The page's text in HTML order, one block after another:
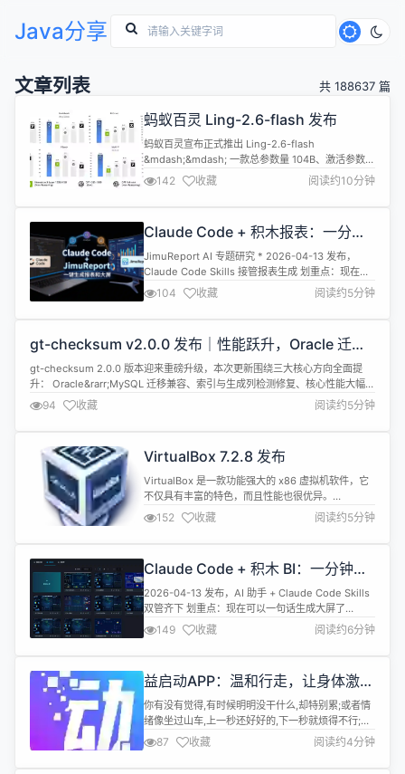
Java分享
文章列表 共 188637 篇
蚂蚁百灵 Ling-2.6-flash 发布
蚂蚁百灵宣布正式推出 Ling-2.6-flash
&mdash;&mdash; 一款总参数量 104B、激活参数
7.4B 的 Instruct 模型。 API 定价方面，Ling-2.6-
flash 输入每百万tokens定价0.1美元，输出0.3美
元。目前，Ling-2.6-flash的API已正式向用户开
142 收藏 阅读约10分钟
Claude Code + 积木报表：一分钟
生成复杂报表 (JimuReport v2.3.2
)
JimuReport AI 专题研究 * 2026-04-13 发布，
Claude Code Skills 接管报表生成 划重点：现在可
以一句话生成报表了 JimuReport 积木报表 v2.3.2
上线了 jimureport Skill。 你对 Claude Code 说一
句： &quot;做一个按销售大区汇总的季度报表，带
104 收藏 阅读约5分钟
gt-checksum v2.0.0 发布｜性能跃升，Oracle 迁移
及索引 / 生成列升级
gt-checksum 2.0.0 版本迎来重磅升级，本次更新围绕三大核心方向全面提
升： Oracle&rarr;MySQL 迁移兼容、索引与生成列检测修复、核心性能大幅优
化。 同时修复多项关键问题，完善全场景测试覆盖，让数据库结构与数据一致
性校验更高效、更精准、更稳定。 一、核心功能新增 Oracle&rarr;MySQL 全
模式兼容落地支持 Oracle...
94 收藏 阅读约5分钟
VirtualBox 7.2.8 发布
VirtualBox 是一款功能强大的 x86 虚拟机软件，它
不仅具有丰富的特色，而且性能也很优异。
VirtualBox 7.2.8 现已发布，这是一个维护版本。修
复或新增了以下内容： VMM：修复了当 guest 尝试
执行错误的超调用指令但注入了 UD 异常时，导致出
（githu...
152 收藏 阅读约5分钟
Claude Code + 积木 BI：一分钟生
成精美大屏（JimuBI v2.3.2 发布）
2026-04-13 发布，AI 助手 + Claude Code Skills
双管齐下 划重点：现在可以一句话生成大屏了
JimuReport 积木报表旗下 JimuBI 大屏 v2.3.2 上线
了两种 AI 生成方式： 方式一：在 Claude Code 里
一句话生成整块大屏（新增 jimubi-bigscreen /
149 收藏 阅读约6分钟
益启动APP：温和行走，让身体激素
重回平衡态
你有没有觉得,有时候明明没干什么,却特别累;或者情
绪像坐过山车,上一秒还好好的,下一秒就烦得不行;再
或者,睡眠乱糟糟的,皮肤状态也时好时坏。这些说不
清道不明的小状况,很多时候是身体里的&ldquo;化学
信使&rdquo;在悄悄失衡。而最简单、最温柔的调节
87 收藏 阅读约4分钟